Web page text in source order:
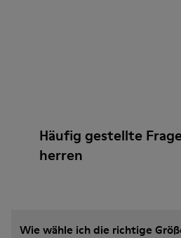
Häufig gestellte
herren
Wie wähle ich die richtige